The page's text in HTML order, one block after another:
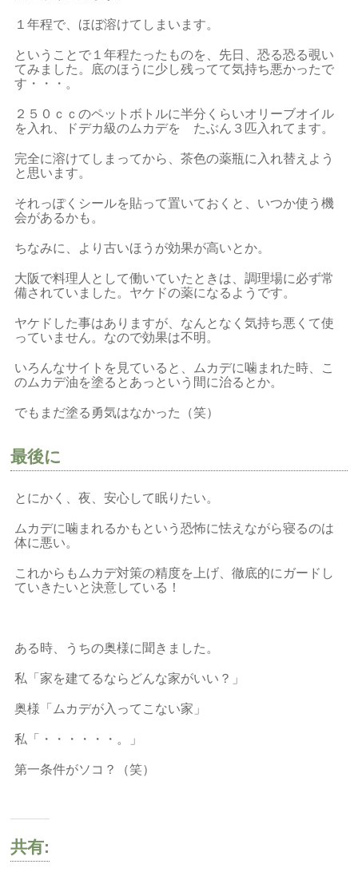
１年程で、ほぼ溶けてしまいます。
ということで１年程たったものを、先日、恐る恐る覗い
てみました。底のほうに少し残ってて気持ち悪かったで
す・・・。
２５０ｃｃのペットボトルに半分くらいオリーブオイル
を入れ、ドデカ級のムカデを たぶん３匹入れてます。
完全に溶けてしまってから、茶色の薬瓶に入れ替えよう
と思います。
それっぽくシールを貼って置いておくと、いつか使う機
会があるかも。
ちなみに、より古いほうが効果が高いとか。
大阪で料理人として働いていたときは、調理場に必ず常
備されていました。ヤケドの薬になるようです。
ヤケドした事はありますが、なんとなく気持ち悪くて使
っていません。なので効果は不明。
いろんなサイトを見ていると、ムカデに噛まれた時、こ
のムカデ油を塗るとあっという間に治るとか。
でもまだ塗る勇気はなかった（笑）
最後に
とにかく、夜、安心して眠りたい。
ムカデに噛まれるかもという恐怖に怯えながら寝るのは
体に悪い。
これからもムカデ対策の精度を上げ、徹底的にガードし
ていきたいと決意している！
ある時、うちの奥様に聞きました。
私「家を建てるならどんな家がいい？」
奥様「ムカデが入ってこない家」
私「・・・・・・。」
第一条件がソコ？（笑）
共有: